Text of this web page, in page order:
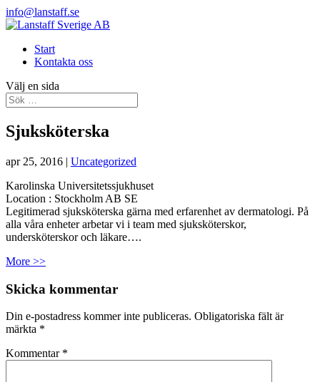
info@lanstaff.se
Start
Kontakta oss
Välj en sida
Sjuksköterska
apr 25, 2016 | Uncategorized
Karolinska Universitetssjukhuset
Location : Stockholm AB SE
Legitimerad sjuksköterska gärna med erfarenhet av dermatologi. På
alla våra enheter arbetar vi i team med sjuksköterskor,
undersköterskor och läkare….
More >>
Skicka kommentar
Din e-postadress kommer inte publiceras. Obligatoriska fält är
märkta *
Kommentar *